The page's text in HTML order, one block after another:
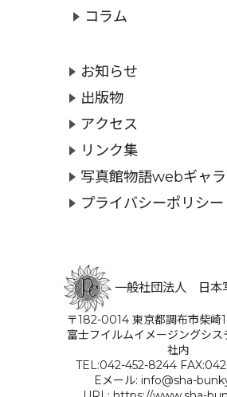
コラム
お知らせ
出版物
アクセス
リンク集
写真館物語webギャ
プライバシーポリシー
一般社団法人 日本
〒182-0014 東京都調布市柴崎
富士フイルムイメージングシス
社内
TEL:042-452-8244
Eメール: info@sha-